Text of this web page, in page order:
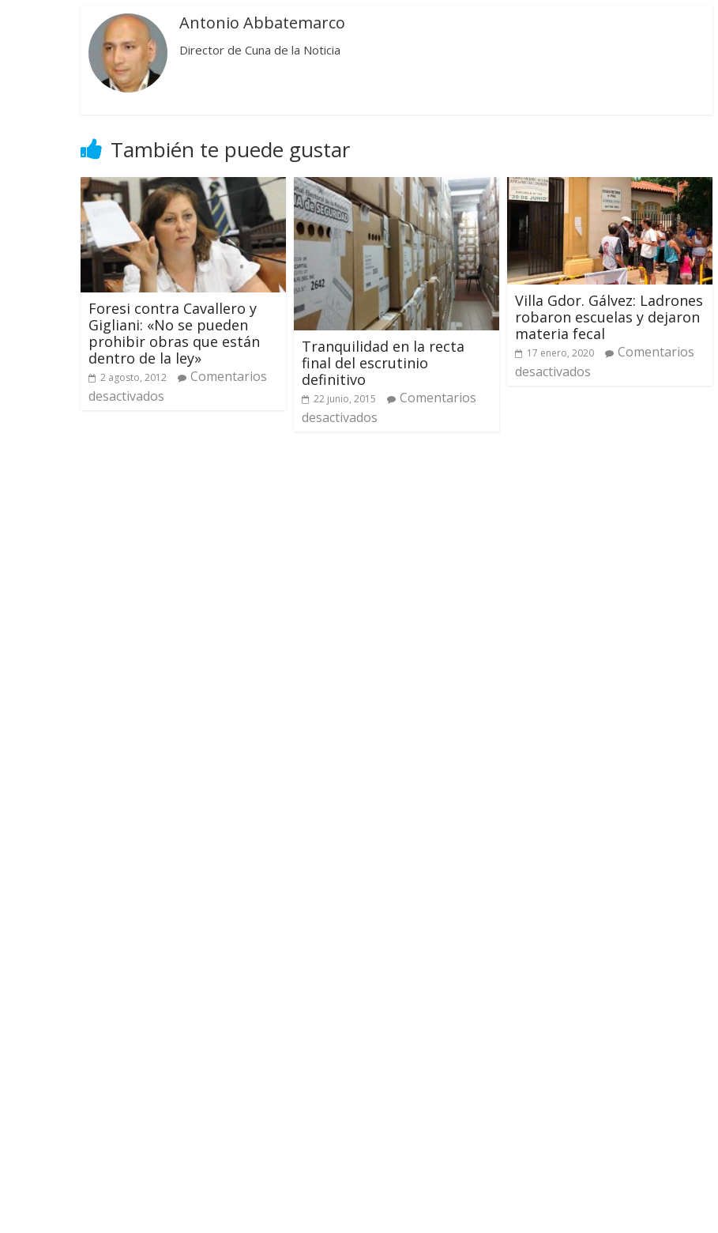
Antonio Abbatemarco
Director de Cuna de la Noticia
También te puede gustar
Foresi contra Cavallero y
Gigliani: «No se pueden
prohibir obras que están
dentro de la ley»
2 agosto, 2012
Comentarios
desactivados
Tranquilidad en la recta
final del escrutinio
definitivo
22 junio, 2015
Comentarios
desactivados
Villa Gdor. Gálvez: Ladrones
robaron escuelas y dejaron
materia fecal
17 enero, 2020
Comentarios
desactivados